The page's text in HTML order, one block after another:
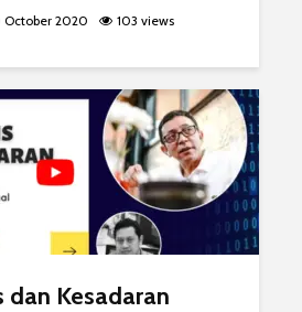
October 2020 103 views
dan Kesadaran